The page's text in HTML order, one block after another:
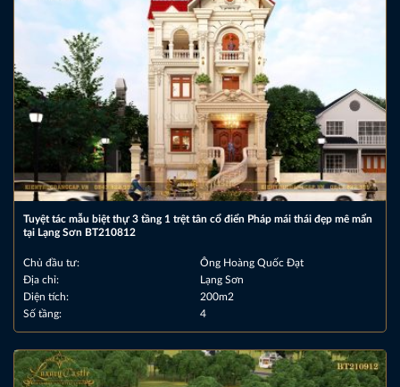
Tuyệt tác mẫu biệt thự 3 tầng 1 trệt tân cổ điển Pháp mái thái đẹp mê mẩn
tại Lạng Sơn BT210812
Chủ đầu tư:
Ông Hoàng Quốc Đạt
Địa chỉ:
Lạng Sơn
Diện tích:
200m2
Số tầng:
4